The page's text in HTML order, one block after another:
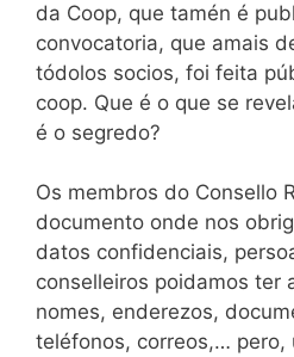
da Coop, que tamén é
convocatoria, que amais
tódolos socios, foi feita
coop. Que é o que se
é o segredo?
Os membros do Consello
documento onde nos
datos confidenciais,
conselleiros poidamos ter
nomes, enderezos,
teléfonos, correos,… pero,